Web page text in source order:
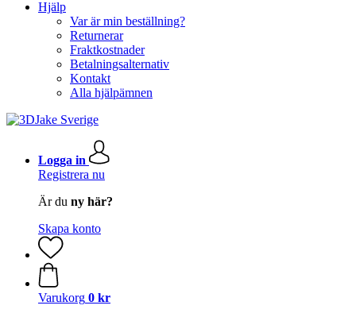
Hjälp
Var är min beställning?
Returnerar
Fraktkostnader
Betalningsalternativ
Kontakt
Alla hjälpämnen
Logga in
Registrera nu
Är du ny här?
Skapa konto
Varukorg 0 kr